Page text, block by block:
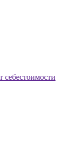
себестоимости